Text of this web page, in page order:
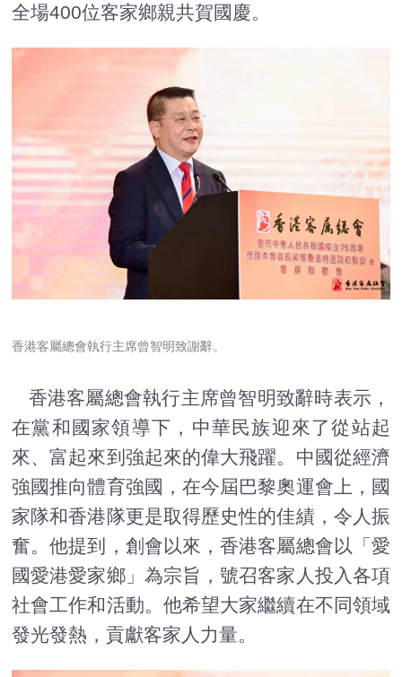
全場400位客家鄉親共賀國慶。
香港客屬總會執行主席曾智明致謝辭。
香港客屬總會執行主席曾智明致辭時表示，
在黨和國家領導下，中華民族迎來了從站起
來、富起來到強起來的偉大飛躍。中國從經濟
強國推向體育強國，在今屆巴黎奧運會上，國
家隊和香港隊更是取得歷史性的佳績，令人振
奮。他提到，創會以來，香港客屬總會以「愛
國愛港愛家鄉」為宗旨，號召客家人投入各項
社會工作和活動。他希望大家繼續在不同領域
發光發熱，貢獻客家人力量。